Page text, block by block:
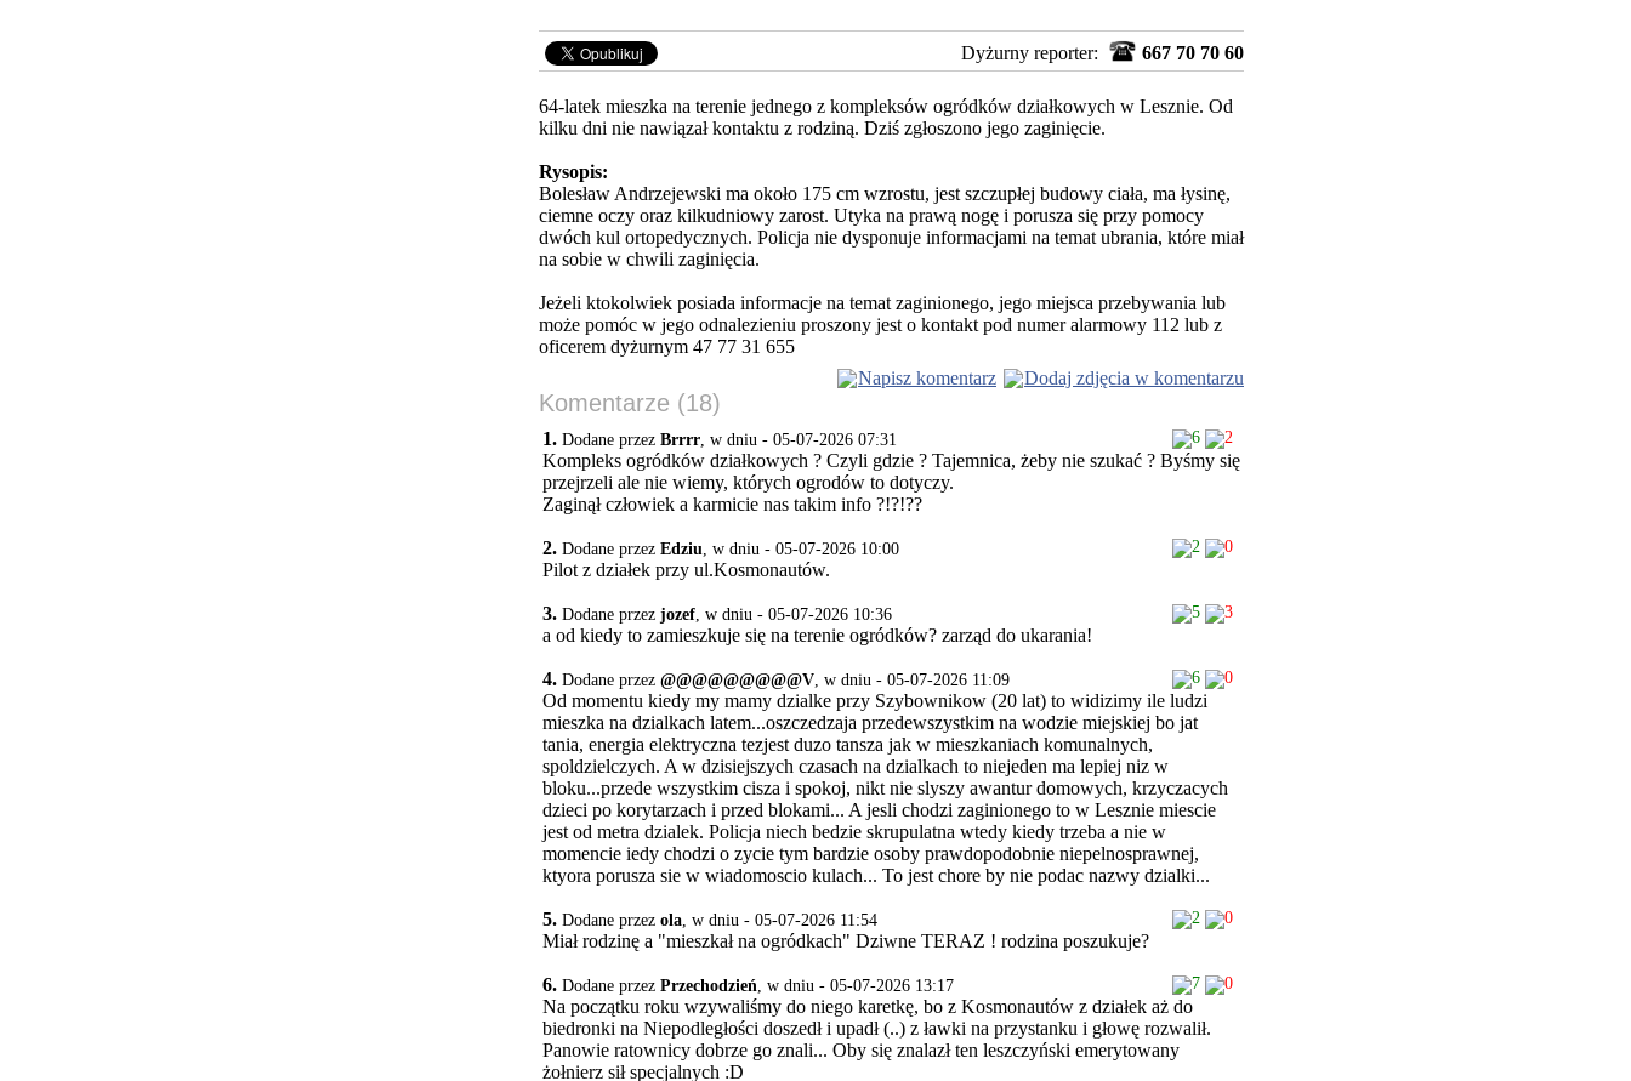
Dyżurny reporter: 667 70 70 60
64-latek mieszka na terenie jednego z kompleksów ogródków działkowych w Lesznie. Od
kilku dni nie nawiązał kontaktu z rodziną. Dziś zgłoszono jego zaginięcie.
Rysopis:
Bolesław Andrzejewski ma około 175 cm wzrostu, jest szczupłej budowy ciała, ma łysinę,
ciemne oczy oraz kilkudniowy zarost. Utyka na prawą nogę i porusza się przy pomocy
dwóch kul ortopedycznych. Policja nie dysponuje informacjami na temat ubrania, które miał
na sobie w chwili zaginięcia.
Jeżeli ktokolwiek posiada informacje na temat zaginionego, jego miejsca przebywania lub
może pomóc w jego odnalezieniu proszony jest o kontakt pod numer alarmowy 112 lub z
oficerem dyżurnym 47 77 31 655
Napisz komentarz
Dodaj zdjęcia w komentarzu
Komentarze (18)
1. Dodane przez Brrrr, w dniu - 05-07-2026 07:31 6 2
Kompleks ogródków działkowych ? Czyli gdzie ? Tajemnica, żeby nie szukać ? Byśmy się
przejrzeli ale nie wiemy, których ogrodów to dotyczy.
Zaginął człowiek a karmicie nas takim info ?!?!??
2. Dodane przez Edziu, w dniu - 05-07-2026 10:00 2 0
Pilot z działek przy ul.Kosmonautów.
3. Dodane przez jozef, w dniu - 05-07-2026 10:36 5 3
a od kiedy to zamieszkuje się na terenie ogródków? zarząd do ukarania!
4. Dodane przez @@@@@@@@@V, w dniu - 05-07-2026 11:09 6 0
Od momentu kiedy my mamy dzialke przy Szybownikow (20 lat) to widizimy ile ludzi
mieszka na dzialkach latem...oszczedzaja przedewszystkim na wodzie miejskiej bo jat
tania, energia elektryczna tezjest duzo tansza jak w mieszkaniach komunalnych,
spoldzielczych. A w dzisiejszych czasach na dzialkach to niejeden ma lepiej niz w
bloku...przede wszystkim cisza i spokoj, nikt nie slyszy awantur domowych, krzyczacych
dzieci po korytarzach i przed blokami... A jesli chodzi zaginionego to w Lesznie miescie
jest od metra dzialek. Policja niech bedzie skrupulatna wtedy kiedy trzeba a nie w
momencie iedy chodzi o zycie tym bardzie osoby prawdopodobnie niepelnosprawnej,
ktyora porusza sie w wiadomoscio kulach... To jest chore by nie podac nazwy dzialki...
5. Dodane przez ola, w dniu - 05-07-2026 11:54 2 0
Miał rodzinę a "mieszkał na ogródkach" Dziwne TERAZ ! rodzina poszukuje?
6. Dodane przez Przechodzień, w dniu - 05-07-2026 13:17 7 0
Na początku roku wzywaliśmy do niego karetkę, bo z Kosmonautów z działek aż do
biedronki na Niepodległości doszedł i upadł (..) z ławki na przystanku i głowę rozwalił.
Panowie ratownicy dobrze go znali... Oby się znalazł ten leszczyński emerytowany
żołnierz sił specjalnych :D